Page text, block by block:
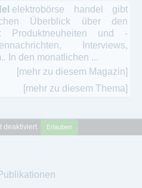
elektrobörse handel gibt
Überblick über den
Produktneuheiten und -
Interviews,
In den monatlichen ...
[mehr zu diesem Magazin]
[mehr zu diesem Thema]
deaktiviert. Erlauben